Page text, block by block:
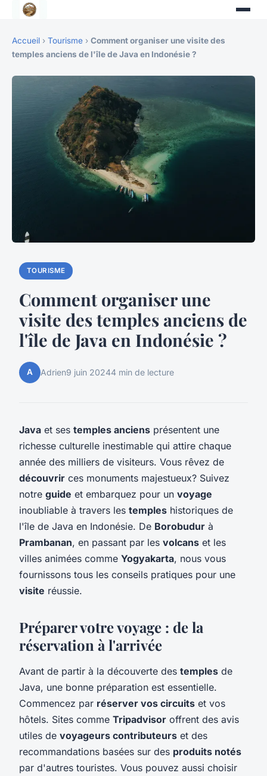
Accueil › Tourisme › Comment organiser une visite des
temples anciens de l'île de Java en Indonésie ?
TOURISME
Comment organiser une
visite des temples anciens de
l'île de Java en Indonésie ?
A Adrien9 juin 20244 min de lecture
Java et ses temples anciens présentent une
richesse culturelle inestimable qui attire chaque
année des milliers de visiteurs. Vous rêvez de
découvrir ces monuments majestueux? Suivez
notre guide et embarquez pour un voyage
inoubliable à travers les temples historiques de
l'île de Java en Indonésie. De Borobudur à
Prambanan, en passant par les volcans et les
villes animées comme Yogyakarta, nous vous
fournissons tous les conseils pratiques pour une
visite réussie.
Préparer votre voyage : de la
réservation à l'arrivée
Avant de partir à la découverte des temples de
Java, une bonne préparation est essentielle.
Commencez par réserver vos circuits et vos
hôtels. Sites comme Tripadvisor offrent des avis
utiles de voyageurs contributeurs et des
recommandations basées sur des produits notés
par d'autres touristes. Vous pouvez aussi choisir